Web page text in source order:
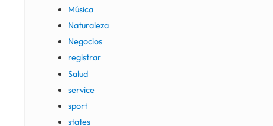
Música
Naturaleza
Negocios
registrar
Salud
service
sport
states